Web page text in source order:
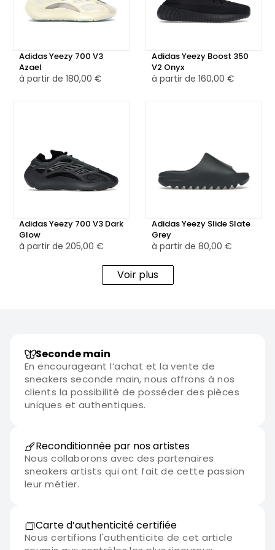
excellente adhérence et durabilité.
Adidas Samba OG NAKED Copenhagen Lace un modèle
exclusif pour les passionnés de sneakers et les amateurs
Adidas Yeezy 700 V3
Azael
à partir de 180,00 €
Adidas Yeezy Boost 350
V2 Onyx
à partir de 160,00 €
Adidas Yeezy 700 V3 Dark
Glow
à partir de 205,00 €
Adidas Yeezy Slide Slate
Grey
à partir de 80,00 €
Voir plus
Seconde main
En encourageant l’achat et la vente de
sneakers seconde main, nous offrons à nos
clients la possibilité de posséder des pièces
uniques et authentiques.
Reconditionnée par nos artistes
Nous collaborons avec des partenaires
sneakers artists qui ont fait de cette passion
leur métier.
Carte d’authenticité certifiée
Nous certifions l'authenticite de cet article